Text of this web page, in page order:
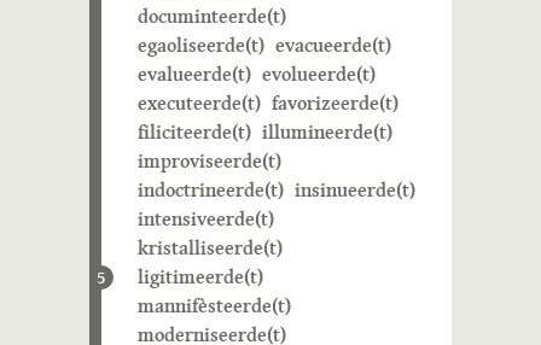
5
documinteerde(t)
egaoliseerde(t) evacueerde(t)
evalueerde(t) evolueerde(t)
executeerde(t) favorizeerde(t)
filiciteerde(t) illumineerde(t)
improviseerde(t)
indoctrineerde(t) insinueerde(t)
intensiveerde(t)
kristalliseerde(t)
ligitimeerde(t)
mannifèsteerde(t)
moderniseerde(t)